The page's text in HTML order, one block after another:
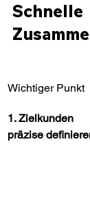
Schnelle
Wichtiger Punkt
1. Zielkunden
präzise